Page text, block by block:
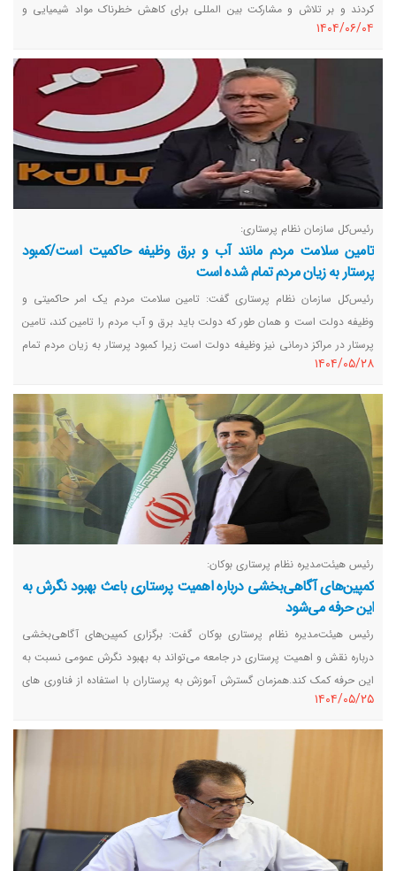
کردند و بر تلاش و مشارکت بین المللی برای کاهش خطرناک مواد شیمیایی و
پلاستیکی تاکید کردند.
١٤٠٤/٠٦/٠٤
رئیس‌کل سازمان نظام پرستاری:
تامین سلامت مردم مانند آب و برق وظیفه حاکمیت است/کمبود
پرستار به زیان مردم تمام شده است
رئیس‌کل سازمان نظام پرستاری گفت: تامین سلامت مردم یک امر حاکمیتی و
وظیفه دولت است و همان طور که دولت باید برق و آب مردم را تامین کند، تامین
پرستار در مراکز درمانی نیز وظیفه دولت است زیرا کمبود پرستار به زیان مردم تمام
می شود و نمی تواند قاعده کوچک سازی دولت را به بخش سلامت تعمیم داد.
١٤٠٤/٠٥/٢٨
رئیس هیئت‌مدیره نظام پرستاری بوکان:
کمپین‌های آگاهی‌بخشی درباره اهمیت پرستاری باعث بهبود نگرش به
این حرفه می‌شود
رئیس هیئت‌مدیره نظام پرستاری بوکان گفت: برگزاری کمپین‌های آگاهی‌بخشی
درباره نقش و اهمیت پرستاری در جامعه می‌تواند به بهبود نگرش عمومی نسبت به
این حرفه کمک کند.همزمان گسترش آموزش به پرستاران با استفاده از فناوری های
نوین برای ارتقای حرفه‌ای پرستاران ضروری است.
١٤٠٤/٠٥/٢٥